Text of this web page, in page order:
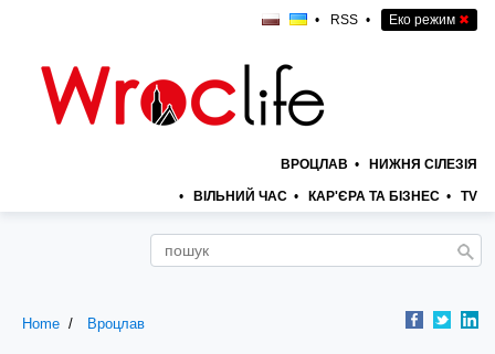
• RSS • Еко режим ✖
ВРОЦЛАВ • НИЖНЯ СІЛЕЗІЯ
• ВІЛЬНИЙ ЧАС • КАР'ЄРА ТА БІЗНЕС • TV
Home Вроцлав